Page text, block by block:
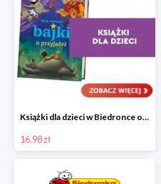
Książki dla dzieci w Biedronce od 16,99 zł
16.98 zł